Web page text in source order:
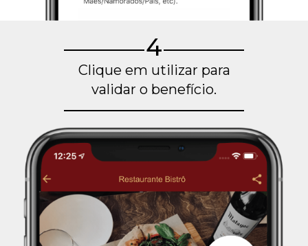
4
Clique em utilizar para
validar o benefício.